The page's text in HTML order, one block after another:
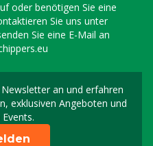
oder benötigen Sie eine
Sie uns unter
Sie eine E-Mail an
an und erfahren
exklusiven Angeboten und
Melden Sie sich für